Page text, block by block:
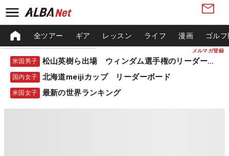
メルマガ登録
全ツアー ギア レッスン ライフ 漫画 ゴル
米国男子 松山英樹ら出場 ウィンダム選手権のリーダーボード
国内女子 北海道meijiカップ リーダーボード
米国女子 最新の世界ランキング